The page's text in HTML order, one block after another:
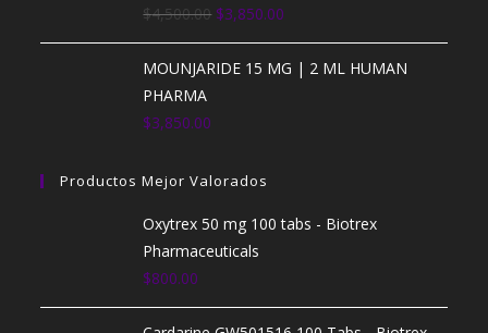
$4,500.00 E
l
p
i
o
r
g
$3,850.00
l
p
a
u
MOUNJARIDE 15 MG | 2 ML HUMAN
PHARMA
$3,850.00
Productos Mejor Valorados
Oxytrex 50 mg 100 tabs - Biotrex
Pharmaceuticals
$800.00